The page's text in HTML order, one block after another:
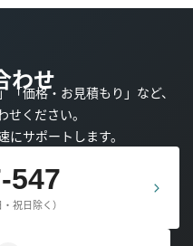
わせ
「価格・お見積もり」など、
せください。
サポートします。
547
祝日除く）